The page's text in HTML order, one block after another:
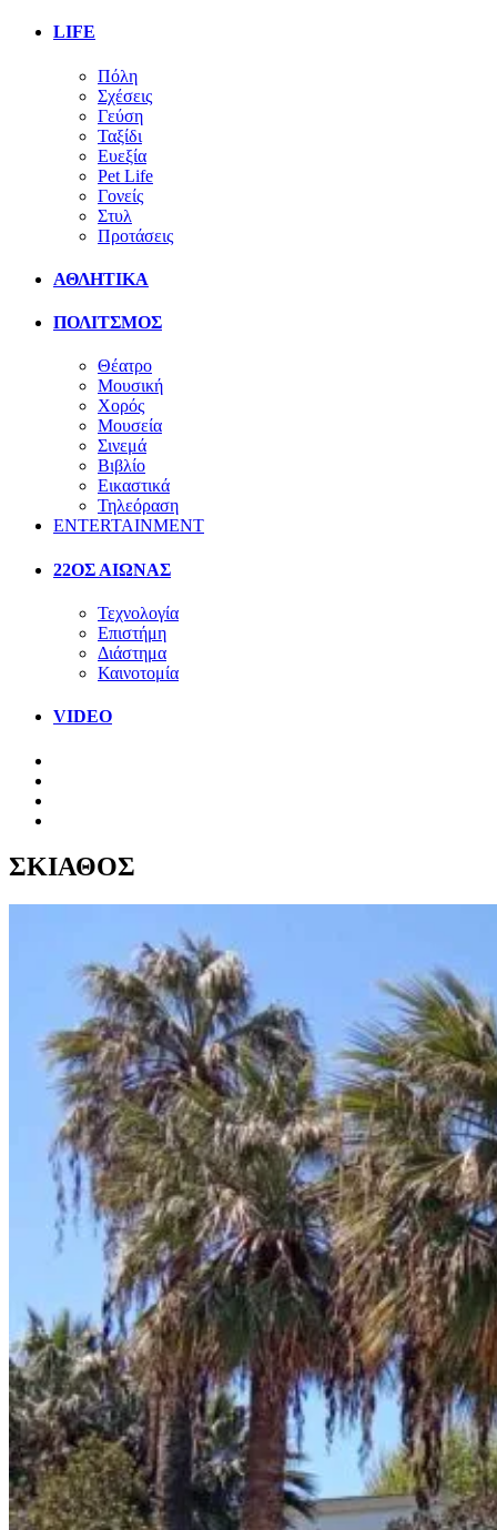
LIFE
Πόλη
Σχέσεις
Γεύση
Ταξίδι
Ευεξία
Pet Life
Γονείς
Στυλ
Προτάσεις
ΑΘΛΗΤΙΚΑ
ΠΟΛΙΤΣΜΟΣ
Θέατρο
Μουσική
Χορός
Μουσεία
Σινεμά
Βιβλίο
Εικαστικά
Τηλεόραση
ENTERTAINMENT
22ΟΣ ΑΙΩΝΑΣ
Τεχνολογία
Επιστήμη
Διάστημα
Καινοτομία
VIDEO
ΣΚΙΑΘΟΣ